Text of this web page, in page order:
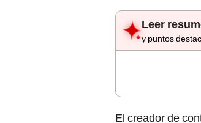
Leer
y puntos
El creador de